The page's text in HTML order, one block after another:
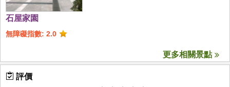
石屋家園
無障礙指數: 2.0
更多相關景點
評價